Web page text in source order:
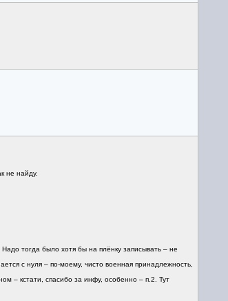
не найду.
тогда было хотя бы на плёнку записывать – не
с нуля – по-моему, чисто военная принадлежность,
– кстати, спасибо за инфу, особенно – п.2. Тут